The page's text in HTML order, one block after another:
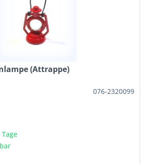
(Attrappe)
076-2320099